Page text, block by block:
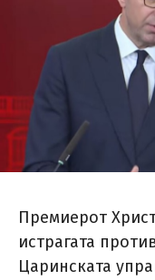
Премиерот
истрагата
Царинската